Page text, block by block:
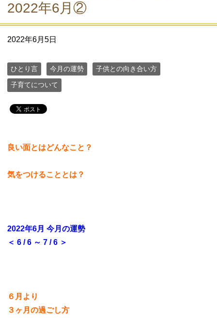
2022年6月②
2022年6月5日
ひとり言 今月の運勢 子供との向き合い方
子育てについて
良い面とはどんなこと？
気をつけることとは？
2022年6月 今月の運勢
＜ 6 / 6 ～ 7 / 6 ＞
６月より
３ヶ月の過ごし方